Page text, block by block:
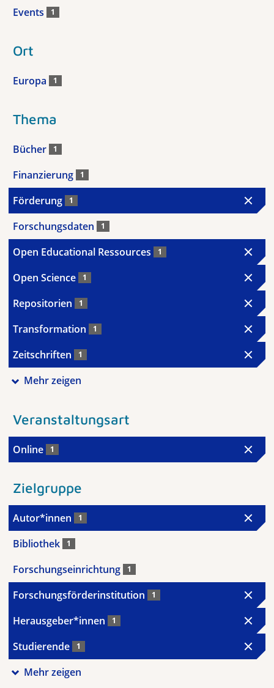
Events 1
Ort
Europa 1
Thema
Bücher 1
Finanzierung 1
Förderung 1
Forschungsdaten 1
Open Educational Ressources 1
Open Science 1
Repositorien 1
Transformation 1
Zeitschriften 1
Mehr zeigen
Veranstaltungsart
Online 1
Zielgruppe
Autor*innen 1
Bibliothek 1
Forschungseinrichtung 1
Forschungsförderinstitution 1
Herausgeber*innen 1
Studierende 1
Mehr zeigen